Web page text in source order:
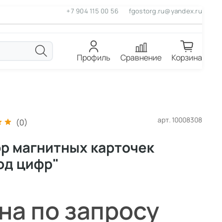
+7 904 115 00 56 fgostorg.ru@yandex.ru
Профиль Сравнение Корзина
(0) арт. 10008308
магнитных карточек
цифр"
по запросу